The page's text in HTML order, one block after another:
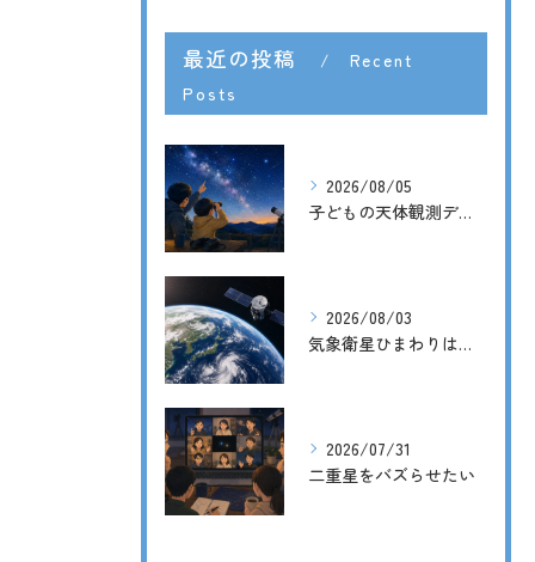
最近の投稿
Recent
Posts
2026/08/05
子どもの天体観測デビューに。天体望遠鏡の前に双眼鏡がおすすめな理由
2026/08/03
気象衛星ひまわりは災害時にどう役立つ？宇宙から届く天気予報の力
2026/07/31
二重星をバズらせたい